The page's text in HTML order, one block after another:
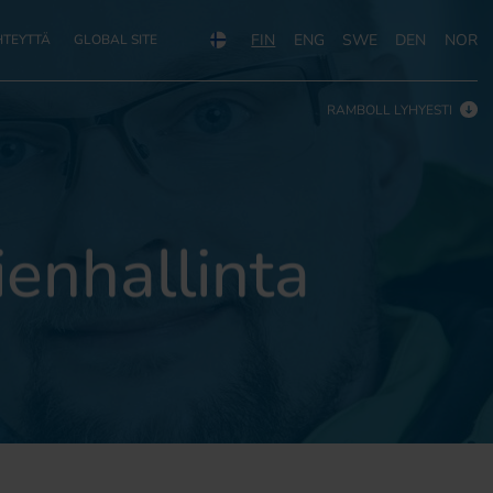
GLOBAL SITE FIN ENG SWE DEN NOR
RAMBOLL LYHYESTI